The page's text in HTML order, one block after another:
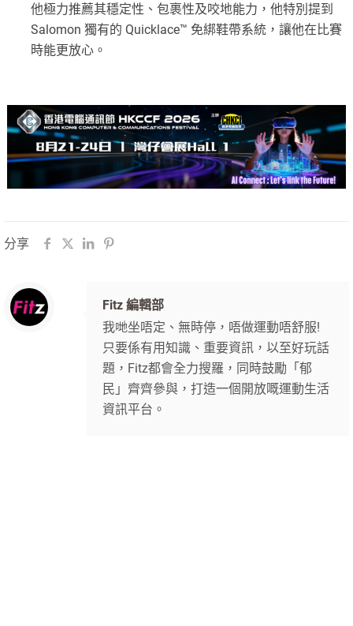
他極力推薦其穩定性、包裹性及咬地能力，他特別提到
Salomon 獨有的 Quicklace™ 免綁鞋帶系統，讓他在比賽
時能更放心。
分享
Fitz 編輯部
我哋坐唔定、無時停，唔做運動唔舒服!
只要係有用知識、重要資訊，以至好玩話
題，Fitz都會全力搜羅，同時鼓勵「郁
民」齊齊參與，打造一個開放嘅運動生活
資訊平台。